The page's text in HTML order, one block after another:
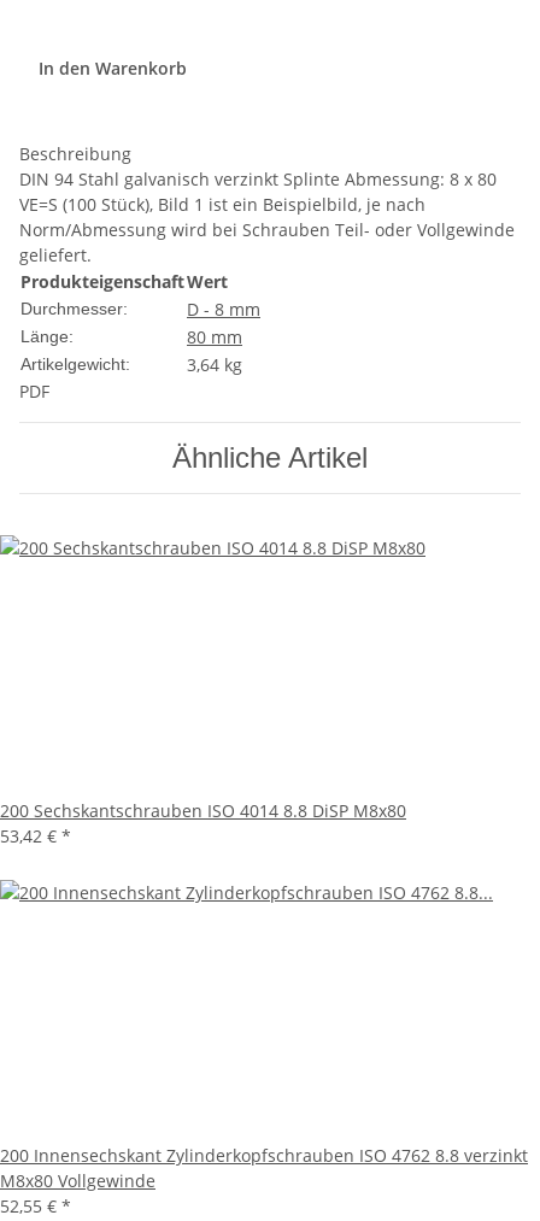
In den Warenkorb
Beschreibung
DIN 94 Stahl galvanisch verzinkt Splinte Abmessung: 8 x 80
VE=S (100 Stück), Bild 1 ist ein Beispielbild, je nach
Norm/Abmessung wird bei Schrauben Teil- oder Vollgewinde
geliefert.
ProdukteigenschaftWert
Durchmesser: D - 8 mm
Länge: 80 mm
Artikelgewicht: 3,64 kg
PDF
Ähnliche Artikel
200 Sechskantschrauben ISO 4014 8.8 DiSP M8x80
53,42 € *
200 Innensechskant Zylinderkopfschrauben ISO 4762 8.8 verzinkt
M8x80 Vollgewinde
52,55 € *